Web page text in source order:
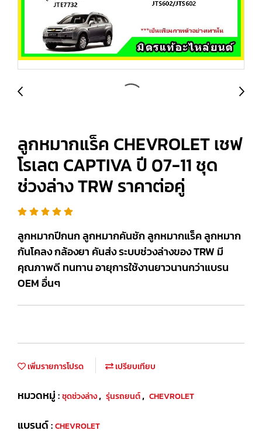
ลูกหมากแร็ค CHEVROLET เชฟ
โรเลต CAPTIVA ปี 07-11 ชุด
ช่วงล่าง TRW ราคาต่อคู่
ลูกหมากปีกนก ลูกหมากคันชัก ลูกหมากแร็ค ลูกหมาก
กันโคลง กล้องยา คันส่ง ระบบช่วงล่างของ TRW มี
คุณภาพดี ทนทาน อายุการใช้งานยาวนานกว่าแบรน
OEM อื่นๆ
เพิ่มรายการโปรด เปรียบเทียบ
หมวดหมู่ :ชุดช่วงล่าง, รุ่นรถยนต์, CHEVROLET
แบรนด์ :CHEVROLET